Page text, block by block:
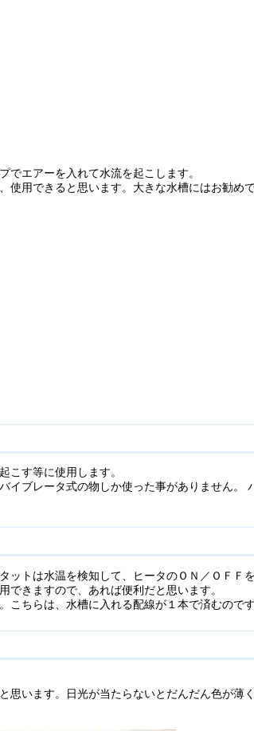
エアーを入れて水流を起こします。
用できると思います。大きな水槽にはお勧めで
こす等に使用します。
イブレータ式の物しか使った事がありません
トは水温を検知して、ヒータのＯＮ／ＯＦＦ
きますので、あれば便利だと思います。
ちらは、水槽に入れる配線が１本で済むのです
思います。日光が当たらないとだんだん色が